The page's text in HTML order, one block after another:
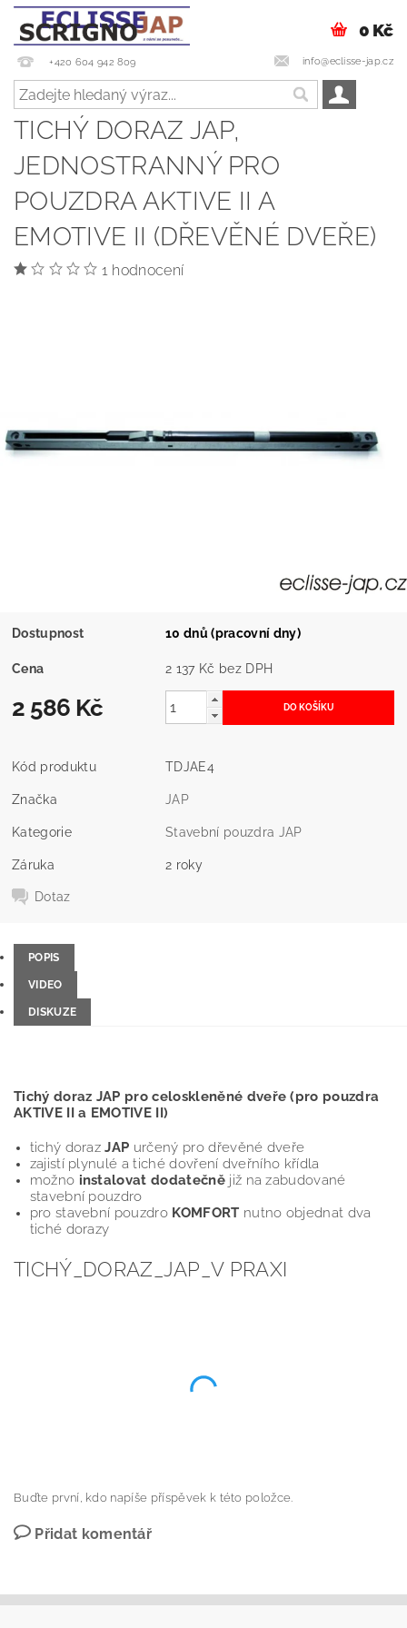
+420 604 942 809 info@eclisse-jap.cz
0 Kč
TICHÝ DORAZ JAP,
JEDNOSTRANNÝ PRO
POUZDRA AKTIVE II A
EMOTIVE II (DŘEVĚNÉ DVEŘE)
1 hodnocení
Dostupnost 10 dnů (pracovní dny)
Cena 2 137 Kč bez DPH
2 586 Kč
Kód produktu TDJAE4
Značka JAP
Kategorie Stavební pouzdra JAP
Záruka 2 roky
Dotaz
POPIS
VIDEO
DISKUZE
Tichý doraz JAP pro celoskleněné dveře (pro pouzdra
AKTIVE II a EMOTIVE II)
tichý doraz JAP určený pro dřevěné dveře
zajistí plynulé a tiché dovření dveřního křídla
možno instalovat dodatečnějiž na zabudované
stavební pouzdro
pro stavební pouzdro KOMFORT nutno objednat dva
tiché dorazy
TICHÝ_DORAZ_JAP_V PRAXI
Buďte první, kdo napíše příspěvek k této položce.
Přidat komentář